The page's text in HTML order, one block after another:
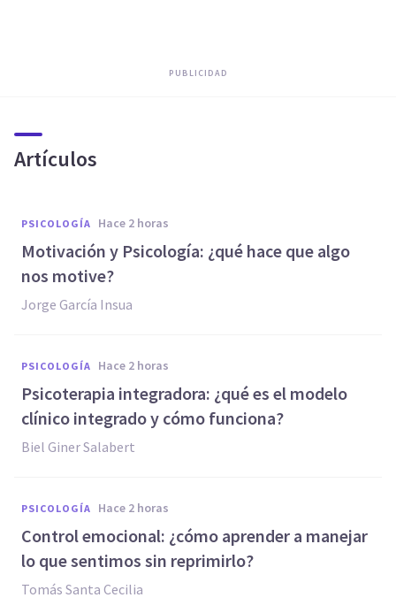
PUBLICIDAD
Artículos
PSICOLOGÍA hace 2 horas
Motivación y Psicología: ¿qué hace que algo
nos motive?
Jorge García Insua
PSICOLOGÍA hace 2 horas
Psicoterapia integradora: ¿qué es el modelo
clínico integrado y cómo funciona?
Biel Giner Salabert
PSICOLOGÍA hace 2 horas
Control emocional: ¿cómo aprender a manejar
lo que sentimos sin reprimirlo?
Tomás Santa Cecilia